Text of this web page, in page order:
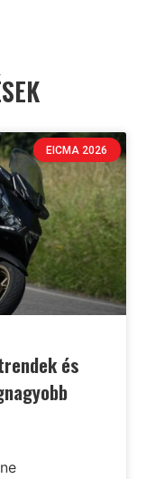
EICMA 2026
és